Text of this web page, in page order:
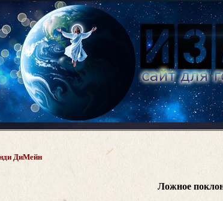
ДиМейн
Ложное